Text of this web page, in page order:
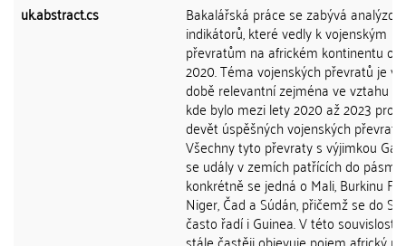
uk.abstract.cs
Bakalářská práce se zabývá analýzou
indikátorů, které vedly k vojenským
převratům na africkém kontinentu
2020. Téma vojenských převratů je v
době relevantní zejména ve vztahu k
kde bylo mezi lety 2020 až 2023
devět úspěšných vojenských převratů.
Všechny tyto převraty s výjimkou
se udály v zemích patřících do pásma
konkrétně se jedná o Mali, Burkinu
Niger, Čad a Súdán, přičemž se do
často řadí i Guinea. V této souvislosti